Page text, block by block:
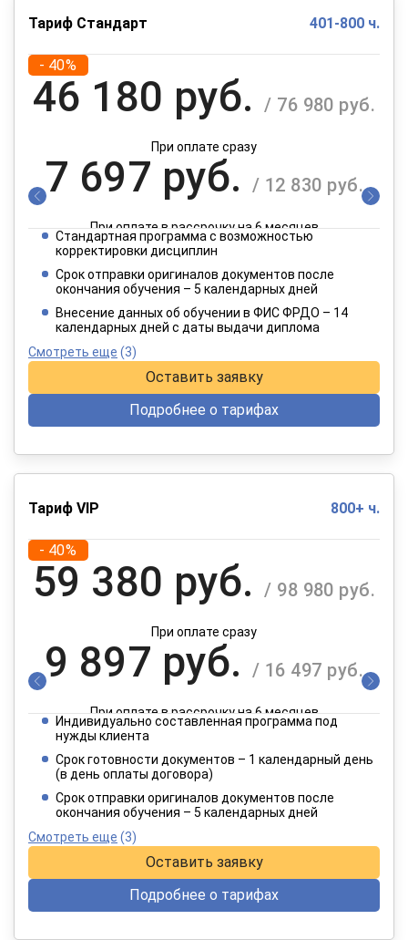
Тариф Стандарт 401-800 ч.
- 40%
46 180 руб. / 76 980 руб.
При оплате сразу
7 697 руб. / 12 830 руб.
При оплате в рассрочку на 6 месяцев
3 849 руб.
При оплате в рассрочку на 12 месяцев
Стандартная программа с возможностью
корректировки дисциплин
Срок отправки оригиналов документов после
окончания обучения – 5 календарных дней
Внесение данных об обучении в ФИС ФРДО – 14
календарных дней с даты выдачи диплома
Смотреть еще (3)
Оставить заявку
Подробнее о тарифах
Тариф VIP 800+ ч.
- 40%
59 380 руб. / 98 980 руб.
При оплате сразу
9 897 руб. / 16 497 руб.
При оплате в рассрочку на 6 месяцев
4 949 руб. / 8 249 руб.
При оплате в рассрочку на 12 месяцев
Индивидуально составленная программа под
нужды клиента
Срок готовности документов – 1 календарный день
(в день оплаты договора)
Срок отправки оригиналов документов после
окончания обучения – 5 календарных дней
Смотреть еще (3)
Оставить заявку
Подробнее о тарифах